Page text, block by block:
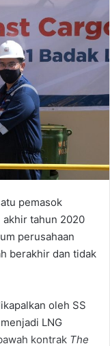
pemasok
akhir tahun 2020
perusahaan
berakhir dan tidak
oleh SS
LNG
kontrak The